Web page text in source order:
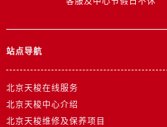
站点导航
北京天梭在线服务
北京天梭中心介绍
北京天梭维修及保养项目